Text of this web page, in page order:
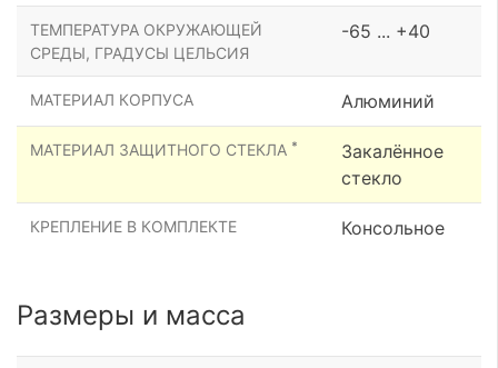
ТЕМПЕРАТУРА ОКРУЖАЮЩЕЙ
СРЕДЫ, ГРАДУСЫ ЦЕЛЬСИЯ
-65 ... +40
МАТЕРИАЛ КОРПУСА Алюминий
МАТЕРИАЛ ЗАЩИТНОГО СТЕКЛА *
Закалённое
стекло
КРЕПЛЕНИЕ В КОМПЛЕКТЕ Консольное
Размеры и масса